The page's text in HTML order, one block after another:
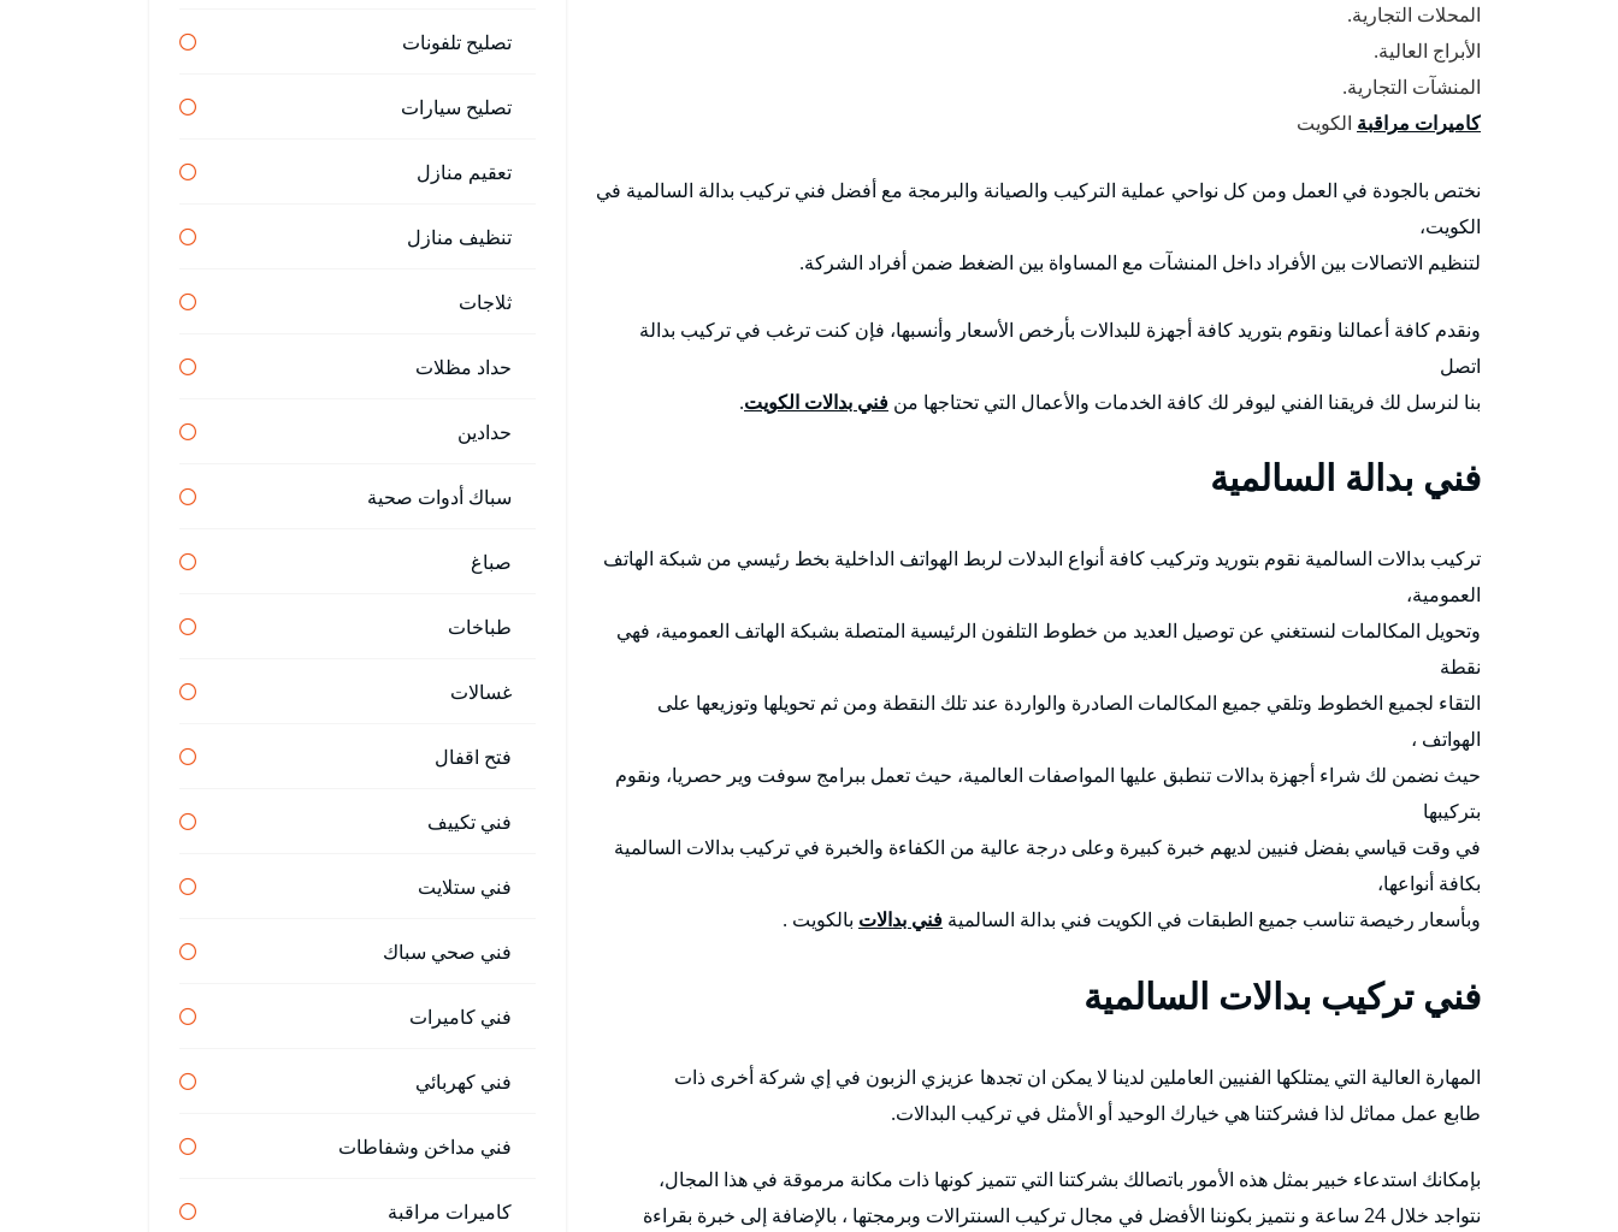
المحلات التجارية.
الأبراج العالية.
المنشآت التجارية.
كاميرات مراقبة الكويت
نختص بالجودة في العمل ومن كل نواحي عملية التركيب والصيانة والبرمجة مع أفضل فني تركيب بدالة السالمية في
الكويت،
لتنظيم الاتصالات بين الأفراد داخل المنشآت مع المساواة بين الضغط ضمن أفراد الشركة.
ونقدم كافة أعمالنا ونقوم بتوريد كافة أجهزة للبدالات بأرخص الأسعار وأنسبها، فإن كنت ترغب في تركيب بدالة
اتصل
بنا لنرسل لك فريقنا الفني ليوفر لك كافة الخدمات والأعمال التي تحتاجها من فني بدالات الكويت.
فني بدالة السالمية
تركيب بدالات السالمية نقوم بتوريد وتركيب كافة أنواع البدلات لربط الهواتف الداخلية بخط رئيسي من شبكة الهاتف
العمومية،
وتحويل المكالمات لنستغني عن توصيل العديد من خطوط التلفون الرئيسية المتصلة بشبكة الهاتف العمومية، فهي
نقطة
التقاء لجميع الخطوط وتلقي جميع المكالمات الصادرة والواردة عند تلك النقطة ومن ثم تحويلها وتوزيعها على
الهواتف ،
حيث نضمن لك شراء أجهزة بدالات تنطبق عليها المواصفات العالمية، حيث تعمل ببرامج سوفت وير حصريا، ونقوم
بتركيبها
في وقت قياسي بفضل فنيين لديهم خبرة كبيرة وعلى درجة عالية من الكفاءة والخبرة في تركيب بدالات السالمية
بكافة أنواعها،
وبأسعار رخيصة تناسب جميع الطبقات في الكويت فني بدالة السالمية فني بدالات بالكويت .
فني تركيب بدالات السالمية
المهارة العالية التي يمتلكها الفنيين العاملين لدينا لا يمكن ان تجدها عزيزي الزبون في إي شركة أخرى ذات
طابع عمل مماثل لذا فشركتنا هي خيارك الوحيد أو الأمثل في تركيب البدالات.
بإمكانك استدعاء خبير بمثل هذه الأمور باتصالك بشركتنا التي تتميز كونها ذات مكانة مرموقة في هذا المجال،
نتواجد خلال 24 ساعة و نتميز بكوننا الأفضل في مجال تركيب السنترالات وبرمجتها ، بالإضافة إلى خبرة بقراءة
تصليح تلفونات
تصليح سيارات
تعقيم منازل
تنظيف منازل
ثلاجات
حداد مظلات
حدادين
سباك أدوات صحية
صباغ
طباخات
غسالات
فتح اقفال
فني تكييف
فني ستلايت
فني صحي سباك
فني كاميرات
فني كهربائي
فني مداخن وشفاطات
كاميرات مراقبة